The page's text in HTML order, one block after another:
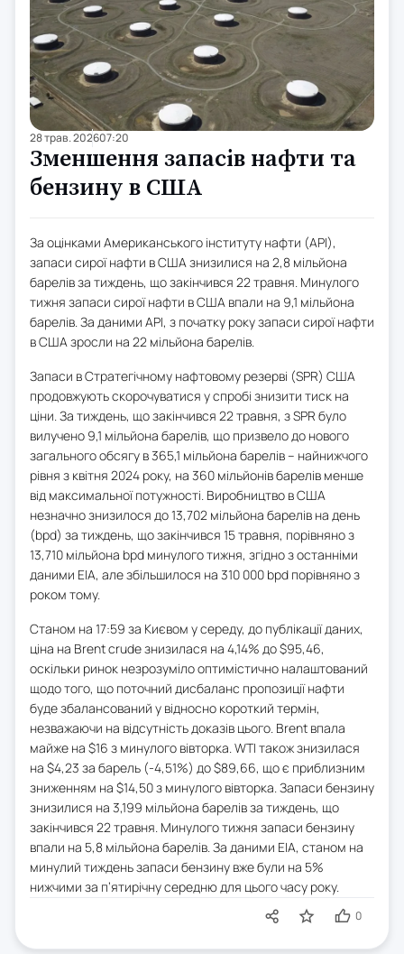
28 трав. 202607:20
Зменшення запасів нафти та
бензину в США
За оцінками Американського інституту нафти (API),
запаси сирої нафти в США знизилися на 2,8 мільйона
барелів за тиждень, що закінчився 22 травня. Минулого
тижня запаси сирої нафти в США впали на 9,1 мільйона
барелів. За даними API, з початку року запаси сирої нафти
в США зросли на 22 мільйона барелів.
Запаси в Стратегічному нафтовому резерві (SPR) США
продовжують скорочуватися у спробі знизити тиск на
ціни. За тиждень, що закінчився 22 травня, з SPR було
вилучено 9,1 мільйона барелів, що призвело до нового
загального обсягу в 365,1 мільйона барелів – найнижчого
рівня з квітня 2024 року, на 360 мільйонів барелів менше
від максимальної потужності. Виробництво в США
незначно знизилося до 13,702 мільйона барелів на день
(bpd) за тиждень, що закінчився 15 травня, порівняно з
13,710 мільйона bpd минулого тижня, згідно з останніми
даними EIA, але збільшилося на 310 000 bpd порівняно з
роком тому.
Станом на 17:59 за Києвом у середу, до публікації даних,
ціна на Brent crude знизилася на 4,14% до $95,46,
оскільки ринок незрозуміло оптимістично налаштований
щодо того, що поточний дисбаланс пропозиції нафти
буде збалансований у відносно короткий термін,
незважаючи на відсутність доказів цього. Brent впала
майже на $16 з минулого вівторка. WTI також знизилася
на $4,23 за барель (-4,51%) до $89,66, що є приблизним
зниженням на $14,50 з минулого вівторка. Запаси бензину
знизилися на 3,199 мільйона барелів за тиждень, що
закінчився 22 травня. Минулого тижня запаси бензину
впали на 5,8 мільйона барелів. За даними EIA, станом на
минулий тиждень запаси бензину вже були на 5%
нижчими за п’ятирічну середню для цього часу року.
0